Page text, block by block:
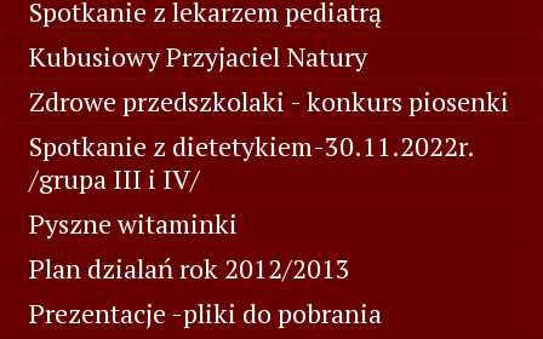
Spotkanie z lekarzem pediatrą
Kubusiowy Przyjaciel Natury
Zdrowe przedszkolaki - konkurs piosenki
Spotkanie z dietetykiem-30.11.2022r.
/grupa III i IV/
Pyszne witaminki
Plan dzialań rok 2012/2013
Prezentacje -pliki do pobrania